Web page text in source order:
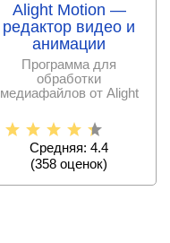
Alight Motion —
редактор видео и
анимации
Программа для
обработки
медиафайлов от Alight
Средняя: 4.4
(358 оценок)